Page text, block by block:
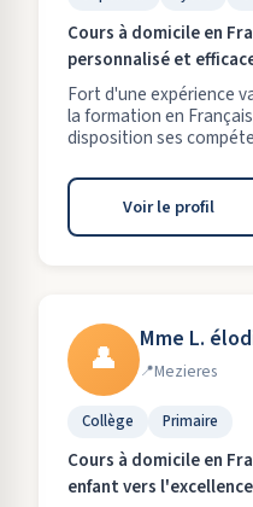
Cours à domicile en
personnalisé et
Fort d'une expérience
la formation en
disposition ses
Voir le profil
👤 Mme L.
Mezieres
Collège Primaire
Cours à domicile en
enfant vers